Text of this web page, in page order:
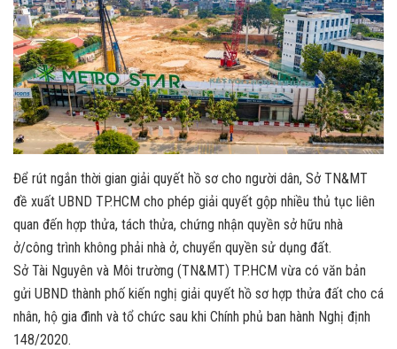
Để rút ngắn thời gian giải quyết hồ sơ cho người dân, Sở TN&MT
đề xuất UBND TP.HCM cho phép giải quyết gộp nhiều thủ tục liên
quan đến hợp thửa, tách thửa, chứng nhận quyền sở hữu nhà
ở/công trình không phải nhà ở, chuyển quyền sử dụng đất.
Sở Tài Nguyên và Môi trường (TN&MT) TP.HCM vừa có văn bản
gửi UBND thành phố kiến nghị giải quyết hồ sơ hợp thửa đất cho cá
nhân, hộ gia đình và tổ chức sau khi Chính phủ ban hành Nghị định
148/2020.